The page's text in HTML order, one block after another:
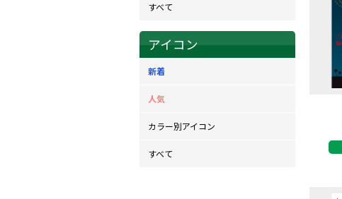
すべて
アイコン
新着
人気
カラー別アイコン
すべて